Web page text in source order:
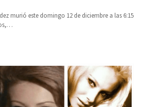
murió este domingo 12 de diciembre a las 6:15